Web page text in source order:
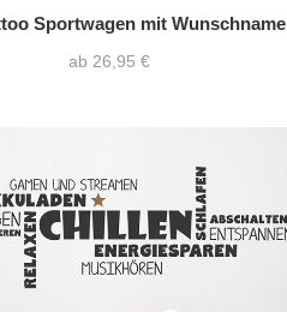
Sportwagen mit Wunschname
ab 26,95 €